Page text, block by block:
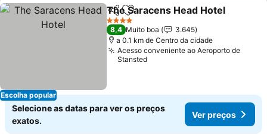
Escolha popular
PartilharAdicionar aos favoritos
The Saracens Head Hotel
4 Estrelas
8,4 Muito boa
3.645
a 0.1 km de Centro da cidade
Acesso conveniente ao Aeroporto de
Stansted
Selecione as datas para ver os preços
exatos.
Ver preços